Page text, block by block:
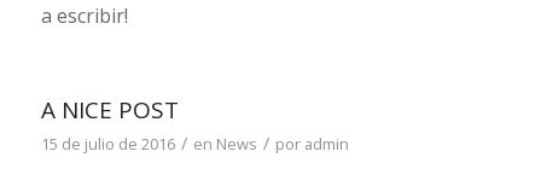
a escribir!
A NICE POST
15 de julio de 2016 / en News / por admin